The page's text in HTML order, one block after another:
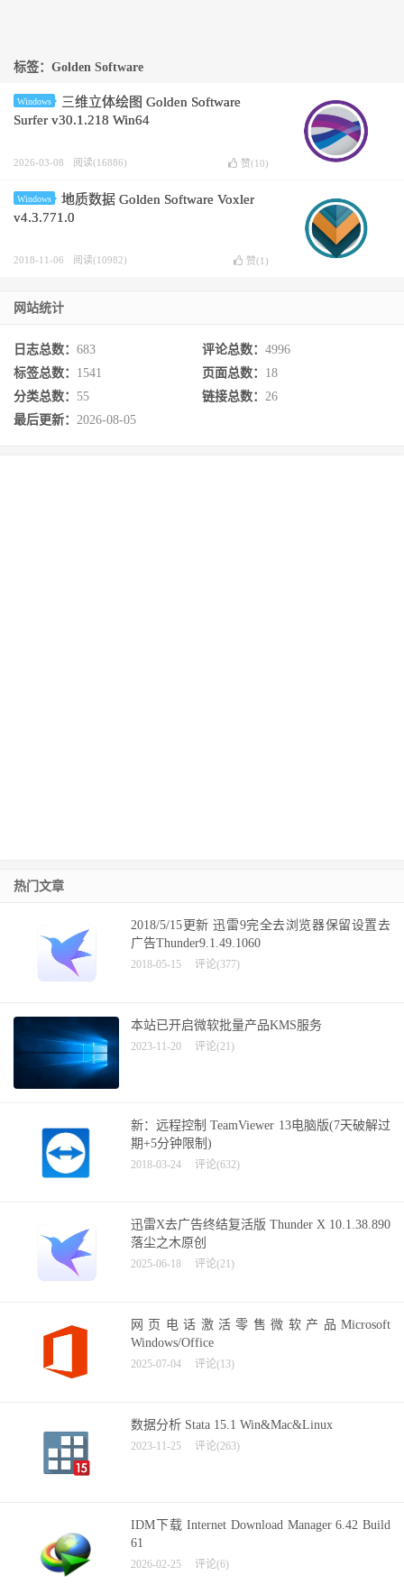
标签：Golden Software
Windows
三维立体绘图 Golden Software
Surfer v30.1.218 Win64
2026-03-08 阅读(16886) 赞(10)
Windows
地质数据 Golden Software Voxler
v4.3.771.0
2018-11-06 阅读(10982) 赞(1 )
网站统计
日志总数： 683 评论总数： 4996
标签总数： 1541 页面总数： 18
分类总数： 55 链接总数： 26
最后更新： 2026-08-05
热门文章
2018/5/15更新 迅雷9完全去浏览器保留设置去
广告Thunder9.1.49.1060
2018-05-15 评论(377)
本站已开启微软批量产品KMS服务
2023-11-20 评论(21)
新：远程控制 TeamViewer 13电脑版(7天破解过
期+5分钟限制)
2018-03-24 评论(632)
迅雷X去广告终结复活版 Thunder X 10.1.38.890
落尘之木原创
2025-06-18 评论(21)
网页电话激活零售微软产品Microsoft
Windows/Office
2025-07-04 评论(13)
数据分析 Stata 15.1 Win&Mac&Linux
2023-11-25 评论(263)
IDM下载 Internet Download Manager 6.42 Build
61
2026-02-25 评论(6)